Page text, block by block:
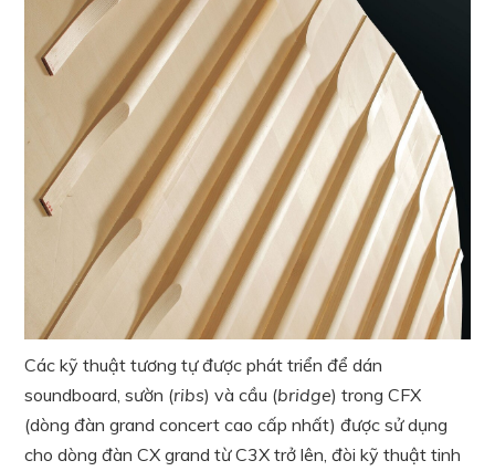
Các kỹ thuật tương tự được phát triển để dán
soundboard, sườn (ribs) và cầu (bridge) trong CFX
(dòng đàn grand concert cao cấp nhất) được sử dụng
cho dòng đàn CX grand từ C3X trở lên, đòi kỹ thuật tinh